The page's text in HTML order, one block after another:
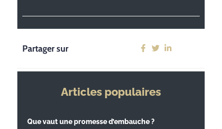
Partager sur
Articles populaires
Que vaut une promesse d’embauche ?